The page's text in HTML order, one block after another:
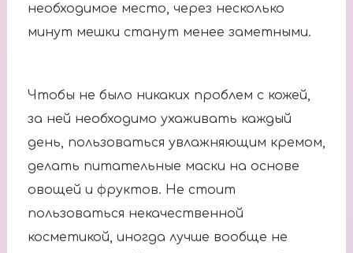
необходимое место, через несколько
минут мешки станут менее заметными.
Чтобы не было никаких проблем с кожей,
за ней необходимо ухаживать каждый
день, пользоваться увлажняющим кремом,
делать питательные маски на основе
овощей и фруктов. Не стоит
пользоваться некачественной
косметикой, иногда лучше вообще не